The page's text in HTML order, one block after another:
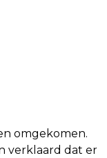
omgekomen.
verklaard dat er